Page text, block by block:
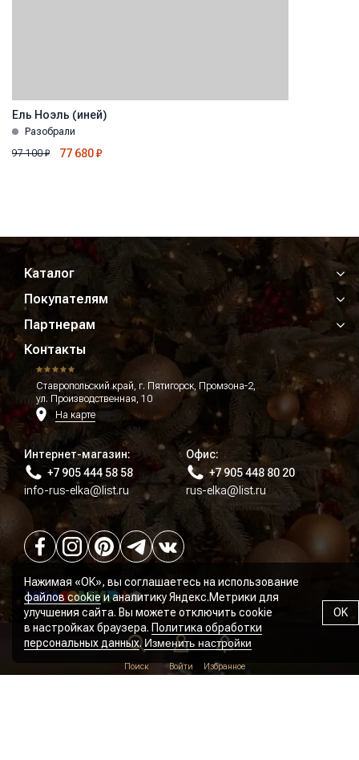
Ель Ноэль (иней)
Разобрали
97 100₽ 77 680₽
Каталог
Покупателям
Партнерам
Контакты
Ставропольский край, г. Пятигорск, Промзона-2,
ул. Производственная, 10
На карте
Интернет-магазин:
+7 905 444 58 58
info-rus-elka@list.ru
Офис:
+7 905 448 80 20
rus-elka@list.ru
Пользовательское соглашение
Поиск Войти Избранное
Нажимая «ОК», вы соглашаетесь на использование
файлов cookieи аналитику Яндекс.Метрики для
улучшения сайта. Вы можете отключить cookie
в настройках браузера. Политика обработки
персональных данных.Изменить настройки
OK